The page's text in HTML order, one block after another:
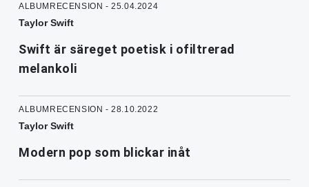
ALBUMRECENSION - 25.04.2024
Taylor Swift
Swift är säreget poetisk i ofiltrerad
melankoli
ALBUMRECENSION - 28.10.2022
Taylor Swift
Modern pop som blickar inåt